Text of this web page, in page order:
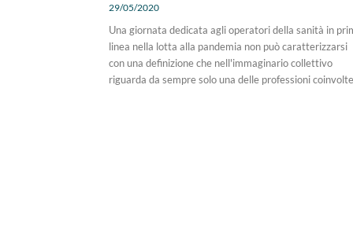
29/05/2020
Una giornata dedicata agli operatori della sanità in
linea nella lotta alla pandemia non può caratterizzarsi
con una definizione che nell'immaginario collettivo
riguarda da sempre solo una delle professioni coinvolte